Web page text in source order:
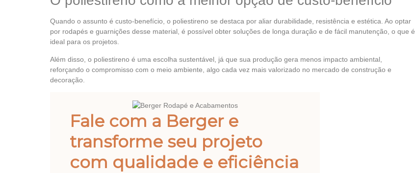
Quando o assunto é custo-benefício, o poliestireno se destaca por aliar durabilidade, resistência e estética. Ao optar
por rodapés e guarnições desse material, é possível obter soluções de longa duração e de fácil manutenção, o que é
ideal para os projetos.
Além disso, o poliestireno é uma escolha sustentável, já que sua produção gera menos impacto ambiental,
reforçando o compromisso com o meio ambiente, algo cada vez mais valorizado no mercado de construção e
decoração.
Fale com a Berger e
transforme seu projeto
com qualidade e eficiência